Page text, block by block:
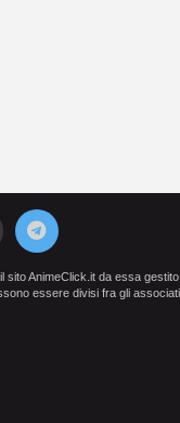
AnimeClick.it da essa
essere divisi fra gli